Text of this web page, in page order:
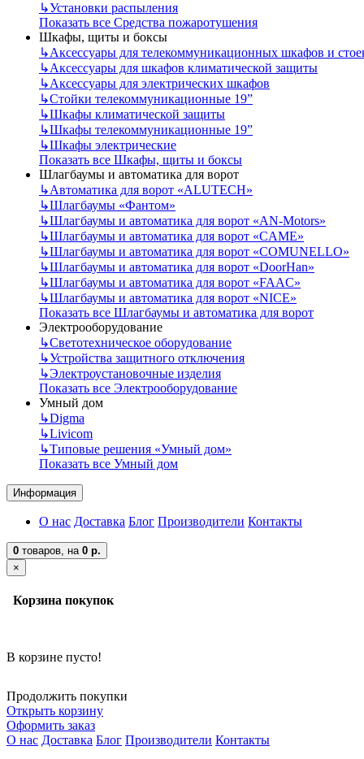
↳Установки распыления
Показать все Средства пожаротушения
Шкафы, щиты и боксы
↳Аксессуары для телекоммуникационных шкафов и
↳Аксессуары для шкафов климатической защиты
↳Аксессуары для электрических шкафов
↳Стойки телекоммуникационные 19”
↳Шкафы климатической защиты
↳Шкафы телекоммуникационные 19”
↳Шкафы электрические
Показать все Шкафы, щиты и боксы
Шлагбаумы и автоматика для ворот
↳Автоматика для ворот «ALUTECH»
↳Шлагбаумы «Фантом»
↳Шлагбаумы и автоматика для ворот «AN-Motors»
↳Шлагбаумы и автоматика для ворот «CAME»
↳Шлагбаумы и автоматика для ворот «COMUNELLO»
↳Шлагбаумы и автоматика для ворот «DoorHan»
↳Шлагбаумы и автоматика для ворот «FAAC»
↳Шлагбаумы и автоматика для ворот «NICE»
Показать все Шлагбаумы и автоматика для ворот
Электрооборудование
↳Светотехническое оборудование
↳Устройства защитного отключения
↳Электроустановочные изделия
Показать все Электрооборудование
Умный дом
↳Digma
↳Livicom
↳Типовые решения «Умный дом»
Показать все Умный дом
Информация
О нас Доставка Блог Производители Контакты
0 товаров, на 0 р.
×
Корзина покупок
В корзине пусто!
Продолжить покупки
Открыть корзину
Оформить заказ
О нас Доставка Блог Производители Контакты